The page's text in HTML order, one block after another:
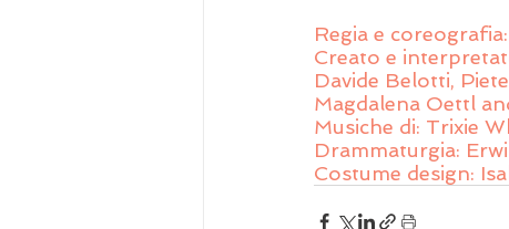
Regia e
Creato e
Davide Belotti,
Magdalena Oettl
Musiche di: Trixie
Drammaturgia:
Costume design: